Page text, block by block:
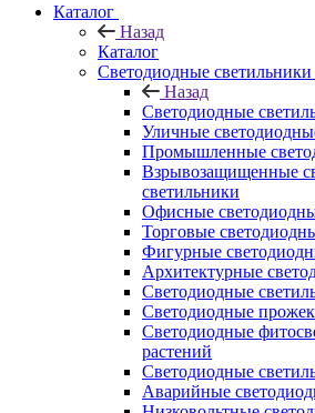
Каталог
Назад
Каталог
Светодиодные светильники
Назад
Светодиодные
Уличные
Промышленные
Взрывозащищенные
светильники
Офисные
Торговые
Фигурные
Архитектурные
Светодиодные
Светодиодные
Светодиодные
растений
Светодиодные
Аварийные